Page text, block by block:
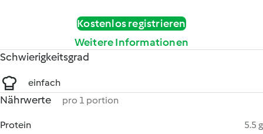
Kostenlos registrieren
Weitere Informationen
Schwierigkeitsgrad
einfach
Nährwerte pro 1 portion
Protein
5.5 g